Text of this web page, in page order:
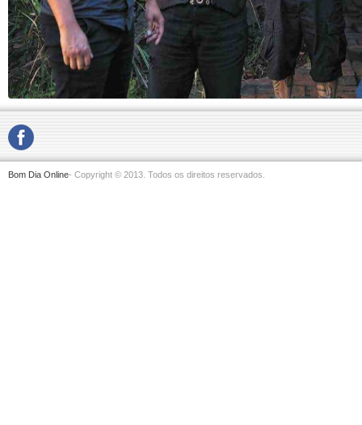
Bom Dia Online- Copyright © 2013. Todos os direitos reservados.